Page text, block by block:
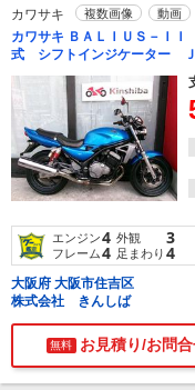
カワサキ 複数画像 動画
カワサキ ＢＡＬＩＵＳ－Ｉ
式 シフトインジケーター
エンジン4 外観 3
フレーム4 足まわり 4
大阪府 大阪市住吉区
株式会社 きんしば
無料 お見積り/お問